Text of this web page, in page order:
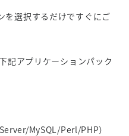
を選択するだけですぐにご
記アプリケーションパック
MySQL/Perl/PHP）